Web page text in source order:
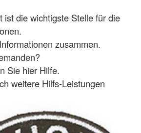
ist die wichtigste Stelle für die
zusammen.
Sie hier Hilfe.
weitere Hilfs-Leistungen